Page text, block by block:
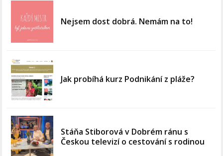
Nejsem dost dobrá. Nemám na to!
Jak probíhá kurz Podnikání z pláže?
Stáňa Stiborová v Dobrém ránu s
Českou televizí o cestování s rodinou